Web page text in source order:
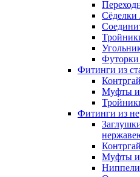
Сёделки
Фитинги из
Муфты
Фитинги из
Муфты